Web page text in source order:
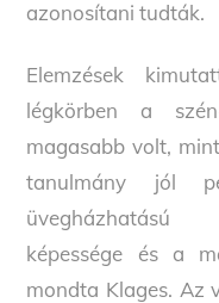
azonosítani tudták.
Elemzések
légkörben a
magasabb volt,
tanulmány jól
üvegházhatású
képessége és a
mondta Klages. Az